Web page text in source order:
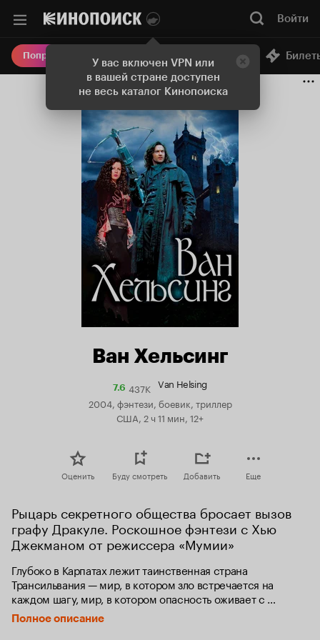
У вас включен VPN или
в вашей стране доступен
не весь каталог Кинопоиска
Войти
Попробовать Плюс Онлайн-кинотеатр
Ван Хельсинг
7.6Рейтинг
Кинопоиска
7.6
437K Van Helsing
2004, фэнтези, боевик, триллер
США, 2 ч 11 мин, 12+
Оценить Буду смотреть Добавить Еще
Рыцарь секретного общества бросает вызов
графу Дракуле. Роскошное фэнтези с Хью
Джекманом от режиссера «Мумии»
Глубоко в Карпатах лежит таинственная страна
Трансильвания — мир, в котором зло встречается на
каждом шагу, мир, в котором опасность оживает с
заходом солнца, и где монстры, живущие в глубине
человеческих кошмаров, обретают форму. В этот мир
Полное описание